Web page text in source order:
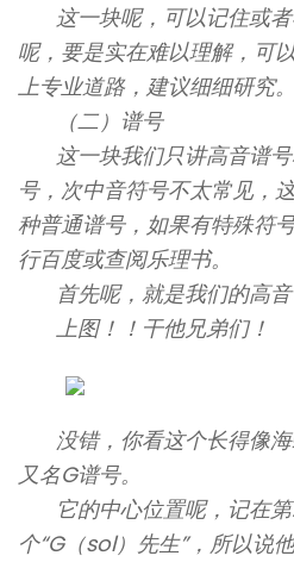
这一块呢，可以记住或
呢，要是实在难以理解，可
上专业道路，建议细细研究。
（二）谱号
这一块我们只讲高音谱
号，次中音符号不太常见，
种普通谱号，如果有特殊符
行百度或查阅乐理书。
首先呢，就是我们的高
上图！！干他兄弟们！
没错，你看这个长得像
又名G谱号。
它的中心位置呢，记在
个“G（sol）先生”，所以说